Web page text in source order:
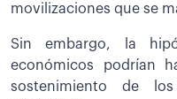
movilizaciones que se
Sin embargo, la
económicos podrían
sostenimiento de